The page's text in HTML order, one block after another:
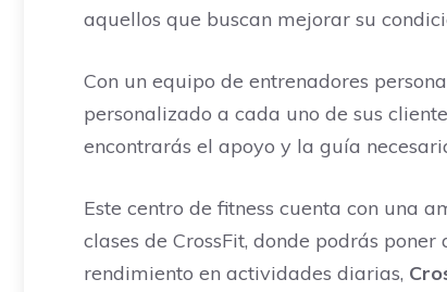
aquellos que buscan mejorar su
Con un equipo de entrenadores
personalizado a cada uno de sus
encontrarás el apoyo y la guía
Este centro de fitness cuenta con una
clases de CrossFit, donde podrás
rendimiento en actividades diarias,